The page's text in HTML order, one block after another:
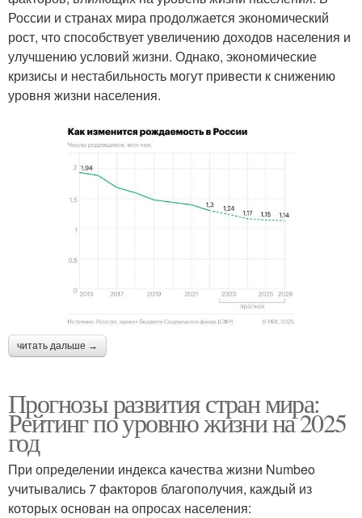
России и странах мира продолжается экономический
рост, что способствует увеличению доходов населения и
улучшению условий жизни. Однако, экономические
кризисы и нестабильность могут привести к снижению
уровня жизни населения.
читать дальше →
Прогнозы развития стран мира:
Рейтинг по уровню жизни на 2025
год
При определении индекса качества жизни Numbeo
учитывались 7 факторов благополучия, каждый из
которых основан на опросах населения: